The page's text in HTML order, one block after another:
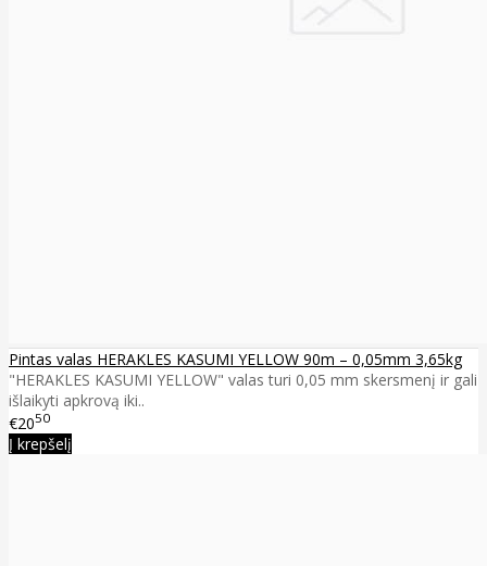
Pintas valas HERAKLES KASUMI YELLOW 90m – 0,05mm 3,65kg
"HERAKLES KASUMI YELLOW" valas turi 0,05 mm skersmenį ir gali
išlaikyti apkrovą iki..
€2050
Į krepšelį